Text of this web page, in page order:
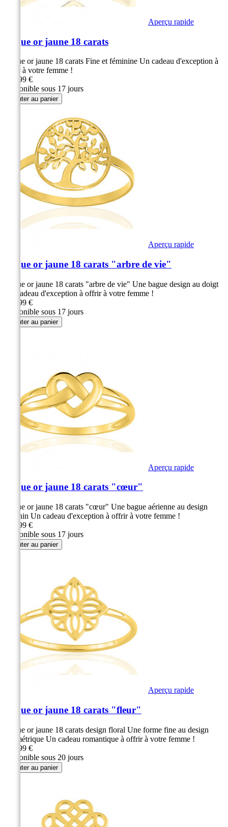
Aperçu rapide
Bague or jaune 18 carats
Bague or jaune 18 carats Fine et féminine Un cadeau d'exception à
offrir à votre femme !
329,99 €
Disponible sous 17 jours
Ajouter au panier
Aperçu rapide
Bague or jaune 18 carats "arbre de vie"
Bague or jaune 18 carats "arbre de vie" Une bague design au doigt
Un cadeau d'exception à offrir à votre femme !
339,99 €
Disponible sous 17 jours
Ajouter au panier
Aperçu rapide
Bague or jaune 18 carats "cœur"
Bague or jaune 18 carats "cœur" Une bague aérienne au design
féminin Un cadeau d'exception à offrir à votre femme !
339,99 €
Disponible sous 17 jours
Ajouter au panier
Aperçu rapide
Bague or jaune 18 carats "fleur"
Bague or jaune 18 carats design floral Une forme fine au design
géométrique Un cadeau romantique à offrir à votre femme !
339,99 €
Disponible sous 20 jours
Ajouter au panier